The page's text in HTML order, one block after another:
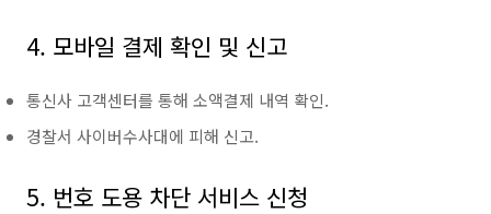
4. 모바일 결제 확인 및 신고
통신사 고객센터를 통해 소액결제 내역 확인.
경찰서 사이버수사대에 피해 신고.
5. 번호 도용 차단 서비스 신청